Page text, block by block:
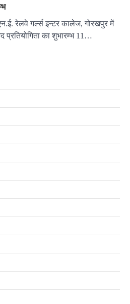
रेलवे गर्ल्स इन्टर कालेज, गोरखपुर में
प्रतियोगिता का शुभारम्भ 11…